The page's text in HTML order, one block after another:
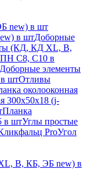
new) в шт
в штДоборные
(КД, КД XL, В,
ПН С8, С10 в
Доборные элементы
штОтливы
околооконная
300х50х18 (j-
Планка
в штУглы простые
ProУгол
В, КБ, ЭБ new) в